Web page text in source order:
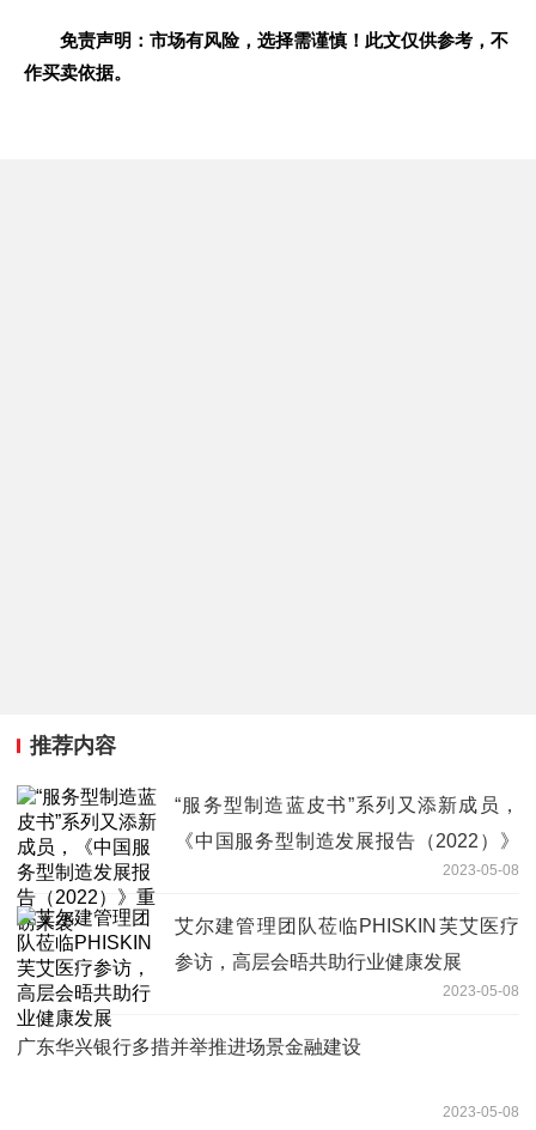
免责声明：市场有风险，选择需谨慎！此文仅供参考，不
作买卖依据。
推荐内容
“服务型制造蓝皮书”系列又添新成员，
《中国服务型制造发展报告（2022）》
2023-05-08
艾尔建管理团队莅临PHISKIN芙艾医疗
参访，高层会晤共助行业健康发展
2023-05-08
广东华兴银行多措并举推进场景金融建设
2023-05-08